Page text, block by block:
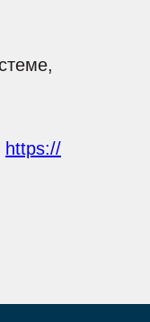
https://